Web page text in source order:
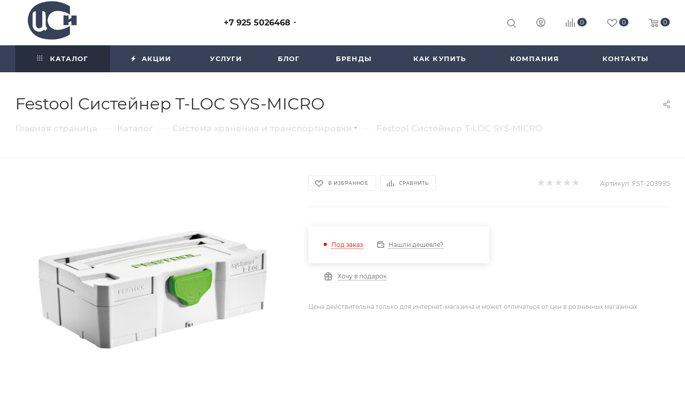
+7 925 5026468 0 0 0
КАТАЛОГ АКЦИИ УСЛУГИ БЛОГ БРЕНДЫ КАК КУПИТЬ КОМПАНИЯ КОНТАКТЫ
Festool Систейнер T-LOC SYS-MICRO
Главная страница Каталог Система хранения и транспортировки Festool Систейнер T-LOC SYS-MICRO
В ИЗБРАННОЕ СРАВНИТЬ Артикул: FST-203995
Под заказ Нашли дешевле?
Хочу в подарок
Цена действительна только для интернет-магазина и может отличаться от цен в розничных магазинах